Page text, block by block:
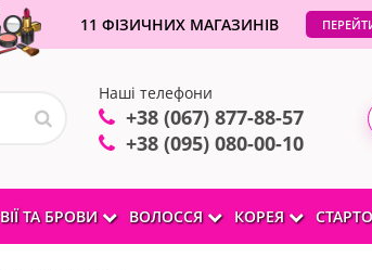
11 ФІЗИЧНИХ МАГАЗИНІВ
Наші телефони
+38 (067) 877-88-57
+38 (095) 080-00-10
ВІЇ ТА БРОВИ ВОЛОССЯ КОРЕЯ